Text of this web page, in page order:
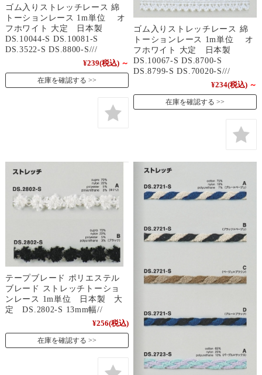
ゴム入りストレッチレース 綿
トーションレース 1m単位 オ
フホワイト 大定 日本製
DS.10044-S DS.10081-S
DS.3522-S DS.8800-S///
¥239(税込) ～
在庫を確認する
ゴム入りストレッチレース 綿
トーションレース 1m単位 オ
フホワイト 大定 日本製
DS.10067-S DS.8700-S
DS.8799-S DS.70020-S///
¥234(税込) ～
在庫を確認する
テープブレード ポリエステル
ブレード ストレッチトーショ
ンレース 1m単位 日本製 大
定 DS.2802-S 13mm幅//
¥256(税込)
在庫を確認する